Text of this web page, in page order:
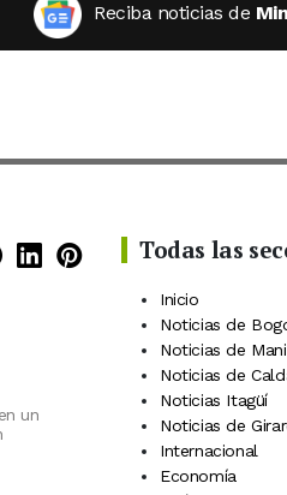
Reciba noticias de
Instagram
en X (Twitter)
en TikTok
Canal de Minuto30 en
Minuto30 en
Minuto30 en
un
Todas las
Inicio
Noticias de
Noticias de
Noticias de
Noticias Itagüí
Noticias de
Internacional
Economía